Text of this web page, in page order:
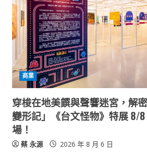
商業
穿梭在地美饌與聲響迷宮，解
變形記」《台文怪物》特展 8/
場！
蔡 永源 2026 年 8 月 6 日